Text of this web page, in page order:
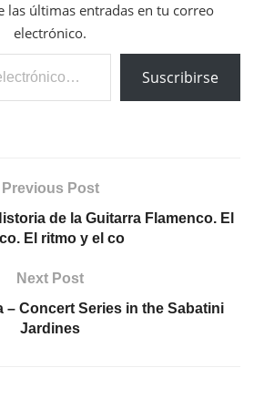
las últimas entradas en tu correo
electrónico.
Suscribirse
Previous Post
de la Guitarra Flamenco. El
El ritmo y el co
Next Post
– Concert Series in the Sabatini
Jardines